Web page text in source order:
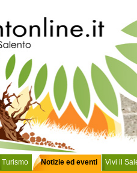
Turismo
Notizie ed eventi
Vivi il